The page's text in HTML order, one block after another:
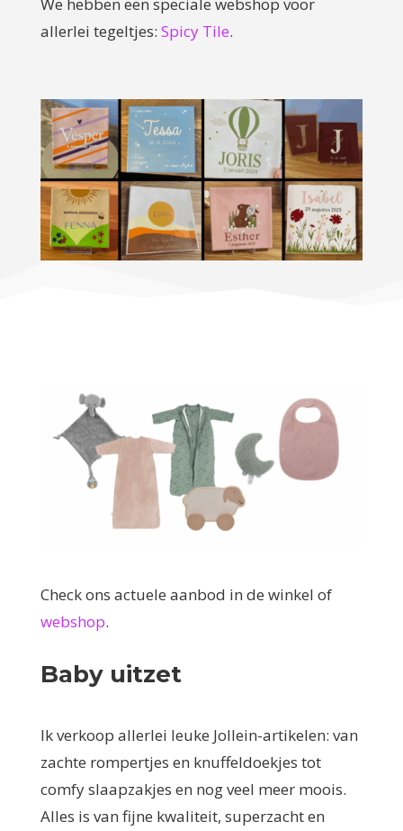
We hebben een speciale webshop voor
allerlei tegeltjes: Spicy Tile.
Check ons actuele aanbod in de winkel of
webshop.
Baby uitzet
Ik verkoop allerlei leuke Jollein-artikelen: van
zachte rompertjes en knuffeldoekjes tot
comfy slaapzakjes en nog veel meer moois.
Alles is van fijne kwaliteit, superzacht en